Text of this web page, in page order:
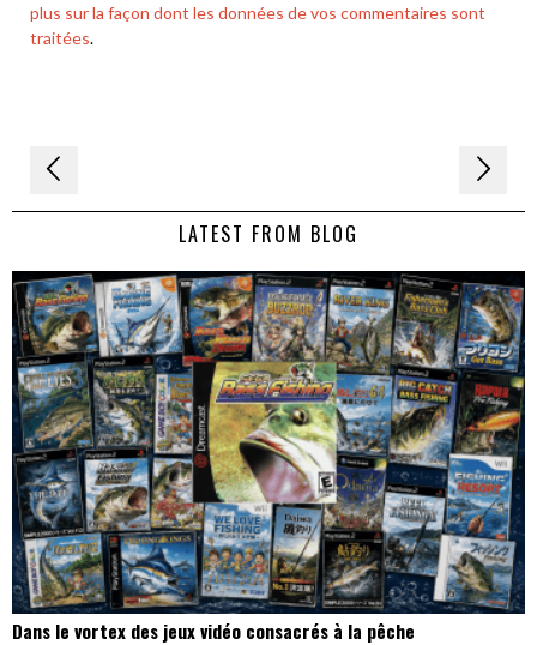
plus sur la façon dont les données de vos commentaires sont
traitées.
Navigation
de LATEST FROM BLOG
Dans le vortex des jeux vidéo consacrés à la pêche